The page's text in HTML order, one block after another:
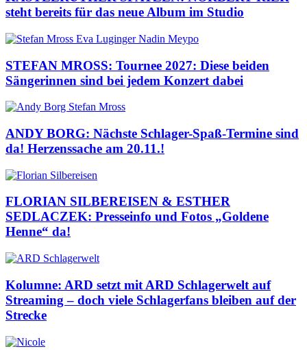
steht bereits für das neue Album im Studio
STEFAN MROSS: Tournee 2027: Diese beiden
Sängerinnen sind bei jedem Konzert dabei
ANDY BORG: Nächste Schlager-Spaß-Termine sind
da! Herzenssache am 20.11.!
FLORIAN SILBEREISEN & ESTHER
SEDLACZEK: Presseinfo und Fotos „Goldene
Henne“ da!
Kolumne: ARD setzt mit ARD Schlagerwelt auf
Streaming – doch viele Schlagerfans bleiben auf der
Strecke